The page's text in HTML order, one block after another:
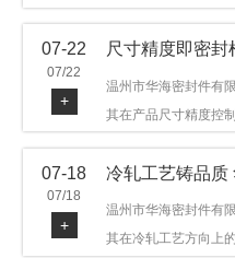
品，可提供多种材质
07-22
07/22
+
尺寸精度即密
温州市华海密封件有
其在产品尺寸精度控
产品，广泛应用于石
领域。本文从尺寸精
现华海密封在该领域
07-18
07/18
+
冷轧工艺铸品质
温州市华海密封件有
其在冷轧工艺方向上